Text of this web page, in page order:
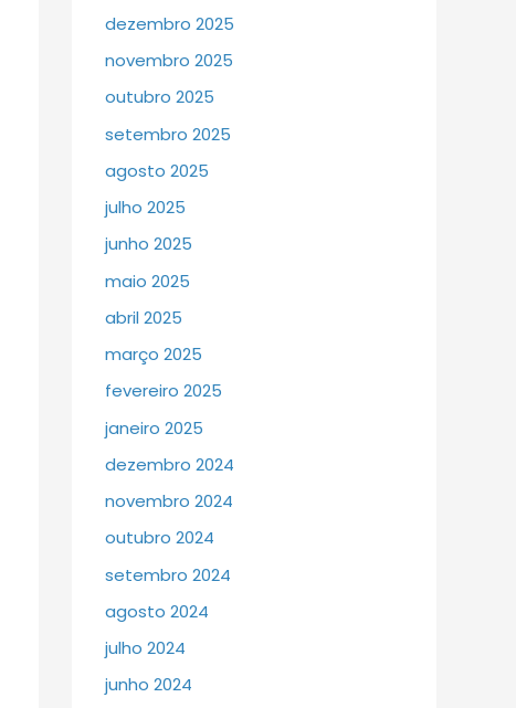
dezembro 2025
novembro 2025
outubro 2025
setembro 2025
agosto 2025
julho 2025
junho 2025
maio 2025
abril 2025
março 2025
fevereiro 2025
janeiro 2025
dezembro 2024
novembro 2024
outubro 2024
setembro 2024
agosto 2024
julho 2024
junho 2024